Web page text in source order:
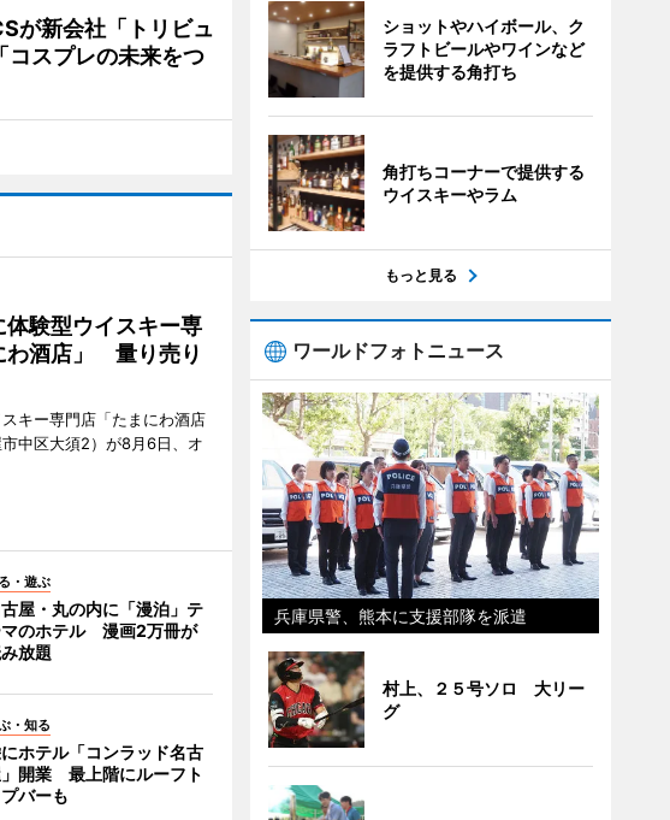
が新会社「トリビュ
スプレの未来をつ
体験型ウイスキー専
わ酒店」 量り売り
キー専門店「たまにわ酒店
中区大須2）が8月6日、オ
・遊ぶ
屋・丸の内に「漫泊」テ
マのホテル 漫画2万冊が
放題
・知る
ホテル「コンラッド名古
開業 最上階にルーフト
バーも
ショットやハイボール、ク
ラフトビールやワインなど
を提供する角打ち
角打ちコーナーで提供する
ウイスキーやラム
もっと見る
ワールドフォトニュース
兵庫県警、熊本に支援部隊を派遣
村上、２５号ソロ 大リー
グ